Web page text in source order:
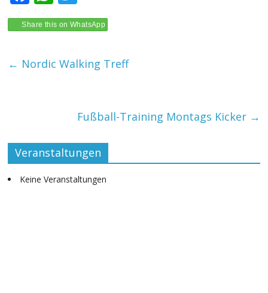
ac
e
o
h
at
A
w
itt
Share this on WhatsApp
← Nordic Walking Treff
Fußball-Training Montags Kicker →
Veranstaltungen
Keine Veranstaltungen